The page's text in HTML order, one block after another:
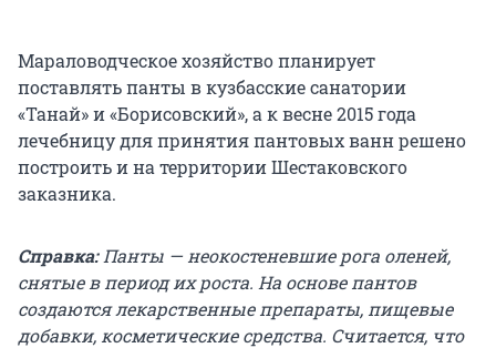
Мараловодческое хозяйство планирует
поставлять панты в кузбасские санатории
«Танай» и «Борисовский», а к весне 2015 года
лечебницу для принятия пантовых ванн решено
построить и на территории Шестаковского
заказника.
Справка:Панты — неокостеневшие рога оленей,
снятые в период их роста. На основе пантов
создаются лекарственные препараты, пищевые
добавки, косметические средства. Считается, что